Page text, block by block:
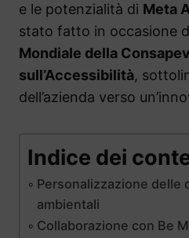
e le potenzialità di Meta
stato fatto in occasione
Mondiale della
sull’Accessibilità,
dell’azienda verso
Indice dei
Personalizzazione delle
ambientali
Collaborazione con Be